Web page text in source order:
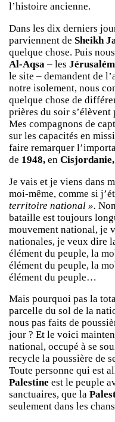
l’histoire ancienne.
Dans les dix derniers
parviennent de Sheikh
quelque chose. Puis
Al-Aqsa – les
le site – demandent de
notre isolement, nous
quelque chose de
prières du soir
Mes compagnons de
sur les capacités en
faire remarquer
de 1948, en Cisjordanie,
Je vais et je viens dans
moi-même, comme si
territoire national ».
bataille est toujours
mouvement national, je
nationales, je veux dire
élément du peuple, la
élément du peuple, la
élément du peuple…
Mais pourquoi pas la
parcelle du sol de la
nous pas faits de
jour ? Et le voici
national, occupé à se
recycle la poussière de
Toute personne qui est
Palestine est le peuple
sanctuaires, que la
seulement dans les